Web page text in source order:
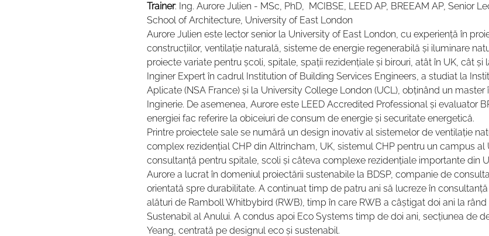
Trainer: Ing. Aurore Julien - MSc, PhD,  MCIBSE, LEED AP, BREEAM AP, Senior
School of Architecture, University of East London
Aurore Julien este lector senior la University of East London, cu experiență în
construcțiilor, ventilație naturală, sisteme de energie regenerabilă și iluminare
proiecte variate pentru școli, spitale, spații rezidențiale și birouri, atât în UK, cât și
Inginer Expert în cadrul Institution of Building Services Engineers, a studiat la
Aplicate (NSA France) și la University College London (UCL), obținând un master
Inginerie. De asemenea, Aurore este LEED Accredited Professional și evaluator
energiei fac referire la obiceiuri de consum de energie și securitate energetică.
Printre proiectele sale se numără un design inovativ al sistemelor de ventilație
complex rezidențial CHP din Altrincham, UK, sistemul CHP pentru un campus al
consultanță pentru spitale, scoli și câteva complexe rezidențiale importante din
Aurore a lucrat în domeniul proiectării sustenabile la BDSP, companie de
orientată spre durabilitate. A continuat timp de patru ani să lucreze în
alături de Ramboll Whitbybird (RWB), timp în care RWB a câștigat doi ani la
Sustenabil al Anului. A condus apoi Eco Systems timp de doi ani, secțiunea de
Yeang, centrată pe designul eco și sustenabil.